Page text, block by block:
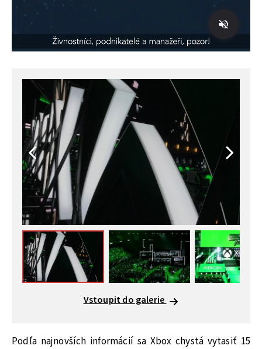
Vstoupit do galerie
Podľa najnovších informácií sa Xbox chystá vytasiť 15